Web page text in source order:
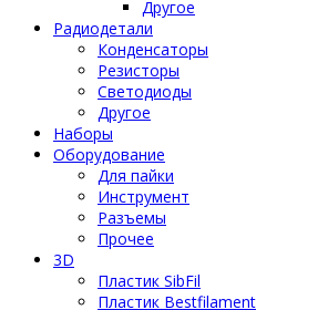
Другое
Радиодетали
Конденсаторы
Резисторы
Светодиоды
Другое
Наборы
Оборудование
Для пайки
Инструмент
Разъемы
Прочее
3D
Пластик SibFil
Пластик Bestfilament